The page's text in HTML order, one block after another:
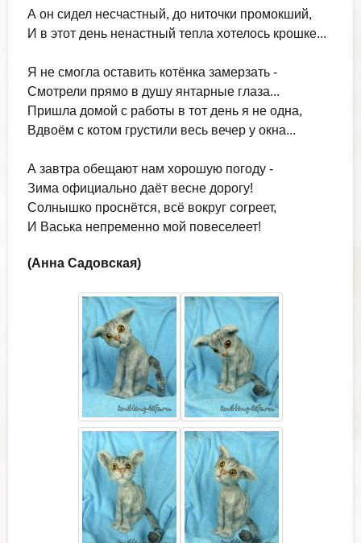
А он сидел несчастный, до ниточки промокший,
И в этот день ненастный тепла хотелось крошке...
Я не смогла оставить котёнка замерзать -
Смотрели прямо в душу янтарные глаза...
Пришла домой с работы в тот день я не одна,
Вдвоём с котом грустили весь вечер у окна...
А завтра обещают нам хорошую погоду -
Зима официально даёт весне дорогу!
Солнышко проснётся, всё вокруг согреет,
И Васька непременно мой повеселеет!
(Анна Садовская)